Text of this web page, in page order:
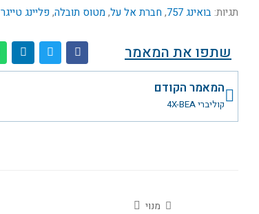
תגיות: בואינג 757 , חברת אל על,מטוס תובלה, פליינג טייגר
שתפו את המאמר
קודם
המאמר הקודם
קוליברי 4X-BEA
מנוי